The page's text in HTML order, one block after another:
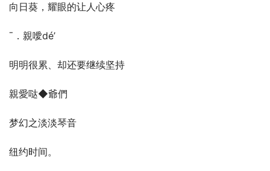
向日葵，耀眼的让人心疼
ˉ．親噯dé’
明明很累、却还要继续坚持
親愛哒◆爺們
梦幻之淡淡琴音
纽约时间。